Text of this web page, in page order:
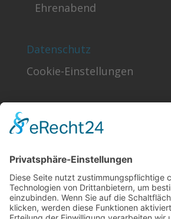
Ehrenabend
Datenschutz
Cookie-Einstellungen
Sonstiges
Kontakt